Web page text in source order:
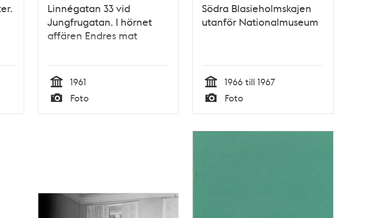
Linnégatan 33 vid
Jungfrugatan. I hörnet
affären Endres mat
Tid
1961
Typ
Foto
Södra Blasieholmskajen
utanför Nationalmuseum
Tid
1966 till 1967
Typ
Foto